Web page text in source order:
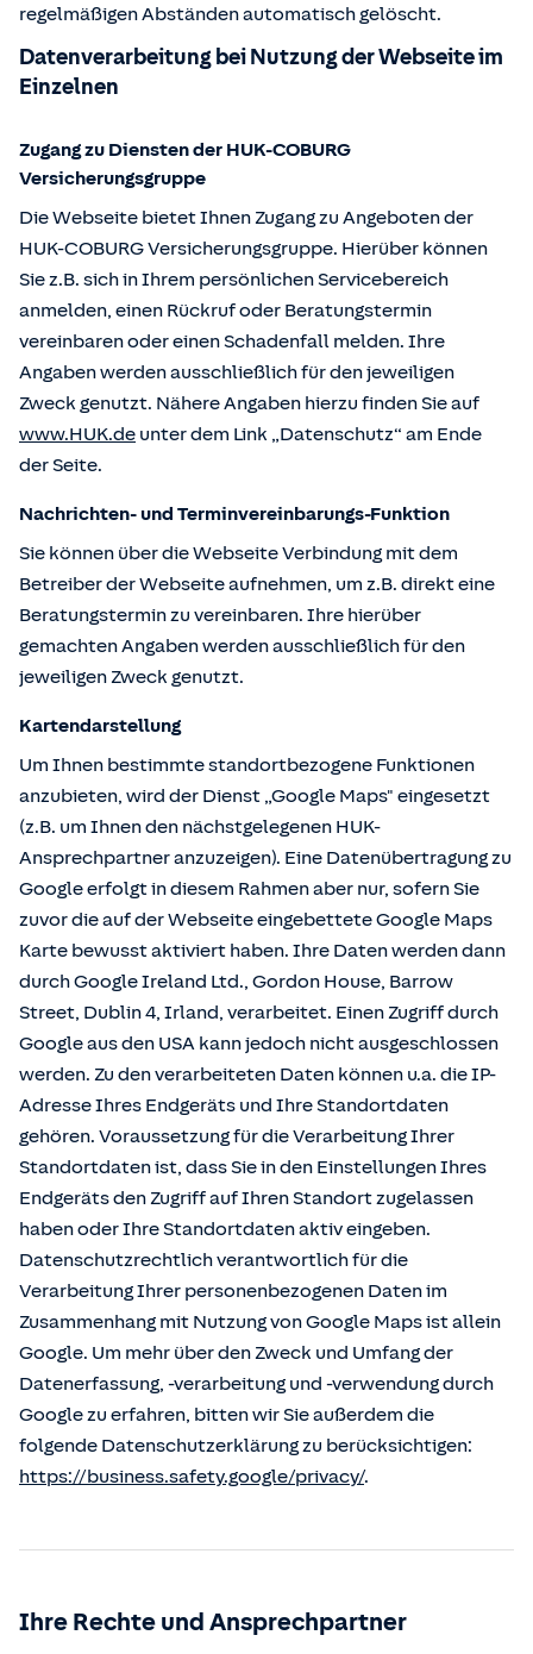
regelmäßigen Abständen automatisch gelöscht.
Datenverarbeitung bei Nutzung der Webseite im
Einzelnen
Zugang zu Diensten der HUK-COBURG
Versicherungsgruppe
Die Webseite bietet Ihnen Zugang zu Angeboten der
HUK-COBURG Versicherungsgruppe. Hierüber können
Sie z.B. sich in Ihrem persönlichen Servicebereich
anmelden, einen Rückruf oder Beratungstermin
vereinbaren oder einen Schadenfall melden. Ihre
Angaben werden ausschließlich für den jeweiligen
Zweck genutzt. Nähere Angaben hierzu finden Sie auf
www.HUK.de unter dem Link „Datenschutz“ am Ende
der Seite.
Nachrichten- und Terminvereinbarungs-Funktion
Sie können über die Webseite Verbindung mit dem
Betreiber der Webseite aufnehmen, um z.B. direkt eine
Beratungstermin zu vereinbaren. Ihre hierüber
gemachten Angaben werden ausschließlich für den
jeweiligen Zweck genutzt.
Kartendarstellung
Um Ihnen bestimmte standortbezogene Funktionen
anzubieten, wird der Dienst „Google Maps" eingesetzt
(z.B. um Ihnen den nächstgelegenen HUK-
Ansprechpartner anzuzeigen). Eine Datenübertragung zu
Google erfolgt in diesem Rahmen aber nur, sofern Sie
zuvor die auf der Webseite eingebettete Google Maps
Karte bewusst aktiviert haben. Ihre Daten werden dann
durch Google Ireland Ltd., Gordon House, Barrow
Street, Dublin 4, Irland, verarbeitet. Einen Zugriff durch
Google aus den USA kann jedoch nicht ausgeschlossen
werden. Zu den verarbeiteten Daten können u.a. die IP-
Adresse Ihres Endgeräts und Ihre Standortdaten
gehören. Voraussetzung für die Verarbeitung Ihrer
Standortdaten ist, dass Sie in den Einstellungen Ihres
Endgeräts den Zugriff auf Ihren Standort zugelassen
haben oder Ihre Standortdaten aktiv eingeben.
Datenschutzrechtlich verantwortlich für die
Verarbeitung Ihrer personenbezogenen Daten im
Zusammenhang mit Nutzung von Google Maps ist allein
Google. Um mehr über den Zweck und Umfang der
Datenerfassung, -verarbeitung und -verwendung durch
Google zu erfahren, bitten wir Sie außerdem die
folgende Datenschutzerklärung zu berücksichtigen:
https://business.safety.google/privacy/.
Ihre Rechte und Ansprechpartner